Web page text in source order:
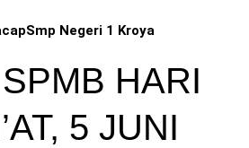
Smp Negeri 1 Kroya
HARI
5 JUNI